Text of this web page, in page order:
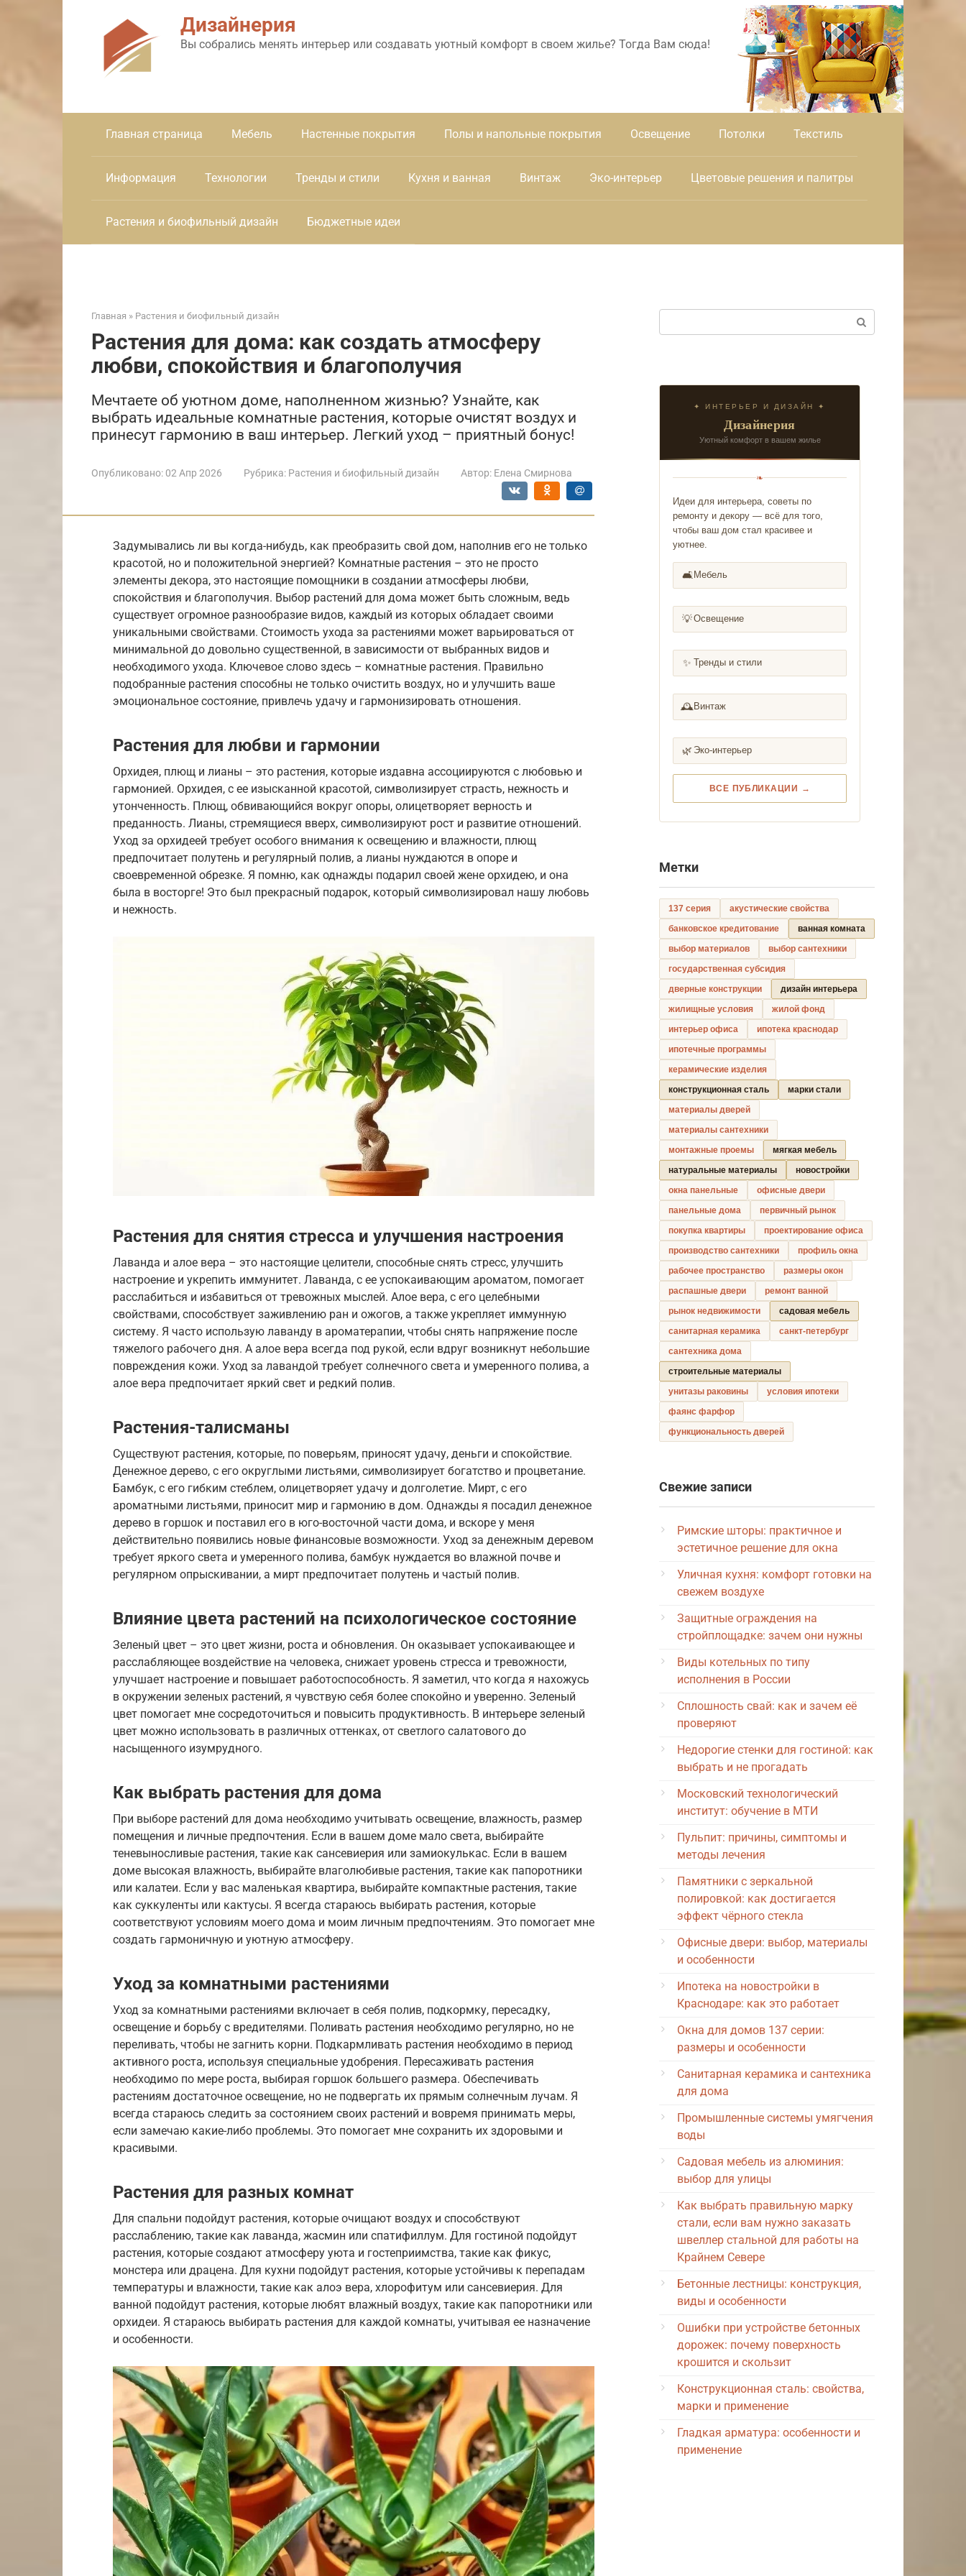
Дизайнерия
Вы собрались менять интерьер или создавать уютный комфорт в своем жилье? Тогда Вам сюда!
Главная страница Мебель Настенные покрытия Полы и напольные покрытия Освещение Потолки Текстиль
Информация Технологии Тренды и стили Кухня и ванная Винтаж Эко-интерьер Цветовые решения и палитры
Растения и биофильный дизайн Бюджетные идеи
Главная » Растения и биофильный дизайн
Растения для дома: как создать атмосферу
любви, спокойствия и благополучия
Мечтаете об уютном доме, наполненном жизнью? Узнайте, как
выбрать идеальные комнатные растения, которые очистят воздух и
принесут гармонию в ваш интерьер. Легкий уход – приятный бонус!
Опубликовано: 02 Апр 2026 Рубрика: Растения и биофильный дизайн Автор: Елена Смирнова
Задумывались ли вы когда-нибудь, как преобразить свой дом, наполнив его не только
красотой, но и положительной энергией? Комнатные растения – это не просто
элементы декора, это настоящие помощники в создании атмосферы любви,
спокойствия и благополучия. Выбор растений для дома может быть сложным, ведь
существует огромное разнообразие видов, каждый из которых обладает своими
уникальными свойствами. Стоимость ухода за растениями может варьироваться от
минимальной до довольно существенной, в зависимости от выбранных видов и
необходимого ухода. Ключевое слово здесь – комнатные растения. Правильно
подобранные растения способны не только очистить воздух, но и улучшить ваше
эмоциональное состояние, привлечь удачу и гармонизировать отношения.
Растения для любви и гармонии
Орхидея, плющ и лианы – это растения, которые издавна ассоциируются с любовью и
гармонией. Орхидея, с ее изысканной красотой, символизирует страсть, нежность и
утонченность. Плющ, обвивающийся вокруг опоры, олицетворяет верность и
преданность. Лианы, стремящиеся вверх, символизируют рост и развитие отношений.
Уход за орхидеей требует особого внимания к освещению и влажности, плющ
предпочитает полутень и регулярный полив, а лианы нуждаются в опоре и
своевременной обрезке. Я помню, как однажды подарил своей жене орхидею, и она
была в восторге! Это был прекрасный подарок, который символизировал нашу любовь
и нежность.
Растения для снятия стресса и улучшения настроения
Лаванда и алое вера – это настоящие целители, способные снять стресс, улучшить
настроение и укрепить иммунитет. Лаванда, с ее успокаивающим ароматом, помогает
расслабиться и избавиться от тревожных мыслей. Алое вера, с его целебными
свойствами, способствует заживлению ран и ожогов, а также укрепляет иммунную
систему. Я часто использую лаванду в ароматерапии, чтобы снять напряжение после
тяжелого рабочего дня. А алое вера всегда под рукой, если вдруг возникнут небольшие
повреждения кожи. Уход за лавандой требует солнечного света и умеренного полива, а
алое вера предпочитает яркий свет и редкий полив.
Растения-талисманы
Существуют растения, которые, по поверьям, приносят удачу, деньги и спокойствие.
Денежное дерево, с его округлыми листьями, символизирует богатство и процветание.
Бамбук, с его гибким стеблем, олицетворяет удачу и долголетие. Мирт, с его
ароматными листьями, приносит мир и гармонию в дом. Однажды я посадил денежное
дерево в горшок и поставил его в юго-восточной части дома, и вскоре у меня
действительно появились новые финансовые возможности. Уход за денежным деревом
требует яркого света и умеренного полива, бамбук нуждается во влажной почве и
регулярном опрыскивании, а мирт предпочитает полутень и частый полив.
Влияние цвета растений на психологическое состояние
Зеленый цвет – это цвет жизни, роста и обновления. Он оказывает успокаивающее и
расслабляющее воздействие на человека, снижает уровень стресса и тревожности,
улучшает настроение и повышает работоспособность. Я заметил, что когда я нахожусь
в окружении зеленых растений, я чувствую себя более спокойно и уверенно. Зеленый
цвет помогает мне сосредоточиться и повысить продуктивность. В интерьере зеленый
цвет можно использовать в различных оттенках, от светлого салатового до
насыщенного изумрудного.
Как выбрать растения для дома
При выборе растений для дома необходимо учитывать освещение, влажность, размер
помещения и личные предпочтения. Если в вашем доме мало света, выбирайте
теневыносливые растения, такие как сансевиерия или замиокулькас. Если в вашем
доме высокая влажность, выбирайте влаголюбивые растения, такие как папоротники
или калатеи. Если у вас маленькая квартира, выбирайте компактные растения, такие
как суккуленты или кактусы. Я всегда стараюсь выбирать растения, которые
соответствуют условиям моего дома и моим личным предпочтениям. Это помогает мне
создать гармоничную и уютную атмосферу.
Уход за комнатными растениями
Уход за комнатными растениями включает в себя полив, подкормку, пересадку,
освещение и борьбу с вредителями. Поливать растения необходимо регулярно, но не
переливать, чтобы не загнить корни. Подкармливать растения необходимо в период
активного роста, используя специальные удобрения. Пересаживать растения
необходимо по мере роста, выбирая горшок большего размера. Обеспечивать
растениям достаточное освещение, но не подвергать их прямым солнечным лучам. Я
всегда стараюсь следить за состоянием своих растений и вовремя принимать меры,
если замечаю какие-либо проблемы. Это помогает мне сохранить их здоровыми и
красивыми.
Растения для разных комнат
Для спальни подойдут растения, которые очищают воздух и способствуют
расслаблению, такие как лаванда, жасмин или спатифиллум. Для гостиной подойдут
растения, которые создают атмосферу уюта и гостеприимства, такие как фикус,
монстера или драцена. Для кухни подойдут растения, которые устойчивы к перепадам
температуры и влажности, такие как алоэ вера, хлорофитум или сансевиерия. Для
ванной подойдут растения, которые любят влажный воздух, такие как папоротники или
орхидеи. Я стараюсь выбирать растения для каждой комнаты, учитывая ее назначение
и особенности.
✦ ИНТЕРЬЕР И ДИЗАЙН ✦
Дизайнерия
Уютный комфорт в вашем жилье
❧
Идеи для интерьера, советы по
ремонту и декору — всё для того,
чтобы ваш дом стал красивее и
уютнее.
🛋️ Мебель
💡Освещение
✨ Тренды и стили
🕰️ Винтаж
🌿 Эко-интерьер
ВСЕ ПУБЛИКАЦИИ →
Метки
137 серия
акустические свойства
банковское кредитование
ванная комната
выбор материалов
выбор сантехники
государственная субсидия
дверные конструкции
дизайн интерьера
жилищные условия
жилой фонд
интерьер офиса
ипотека краснодар
ипотечные программы
керамические изделия
конструкционная сталь
марки стали
материалы дверей
материалы сантехники
монтажные проемы
мягкая мебель
натуральные материалы
новостройки
окна панельные
офисные двери
панельные дома
первичный рынок
покупка квартиры
проектирование офиса
производство сантехники
профиль окна
рабочее пространство
размеры окон
распашные двери
ремонт ванной
рынок недвижимости
садовая мебель
санитарная керамика
санкт-петербург
сантехника дома
строительные материалы
унитазы раковины
условия ипотеки
фаянс фарфор
функциональность дверей
Свежие записи
Римские шторы: практичное и
эстетичное решение для окна
Уличная кухня: комфорт готовки на
свежем воздухе
Защитные ограждения на
стройплощадке: зачем они нужны
Виды котельных по типу
исполнения в России
Сплошность свай: как и зачем её
проверяют
Недорогие стенки для гостиной: как
выбрать и не прогадать
Московский технологический
институт: обучение в МТИ
Пульпит: причины, симптомы и
методы лечения
Памятники с зеркальной
полировкой: как достигается
эффект чёрного стекла
Офисные двери: выбор, материалы
и особенности
Ипотека на новостройки в
Краснодаре: как это работает
Окна для домов 137 серии:
размеры и особенности
Санитарная керамика и сантехника
для дома
Промышленные системы умягчения
воды
Садовая мебель из алюминия:
выбор для улицы
Как выбрать правильную марку
стали, если вам нужно заказать
швеллер стальной для работы на
Крайнем Севере
Бетонные лестницы: конструкция,
виды и особенности
Ошибки при устройстве бетонных
дорожек: почему поверхность
крошится и скользит
Конструкционная сталь: свойства,
марки и применение
Гладкая арматура: особенности и
применение